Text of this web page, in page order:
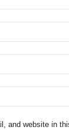
and website in